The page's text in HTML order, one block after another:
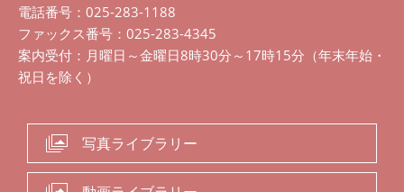
電話番号：025-283-1188
ファックス番号：025-283-4345
案内受付：月曜日～金曜日8時30分～17時15分（年末年始・
祝日を除く）
写真ライブラリー